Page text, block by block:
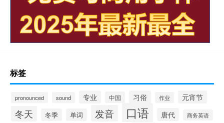
标签
pronounced sound 专业 中国 习俗 作业 元宵节
冬天 冬季 单词 发音 口语 唐代 商务英语